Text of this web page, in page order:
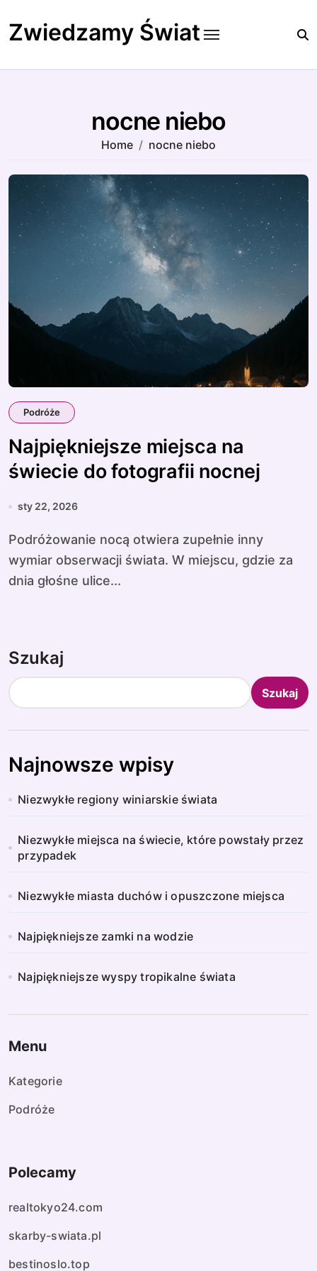
to
content
Zwiedzamy Świat
nocne niebo
Home nocne niebo
Podróże
Najpiękniejsze miejsca na
świecie do fotografii nocnej
sty 22, 2026
Podróżowanie nocą otwiera zupełnie inny
wymiar obserwacji świata. W miejscu, gdzie za
dnia głośne ulice...
Szukaj
Szukaj
Najnowsze wpisy
Niezwykłe regiony winiarskie świata
Niezwykłe miejsca na świecie, które powstały przez
przypadek
Niezwykłe miasta duchów i opuszczone miejsca
Najpiękniejsze zamki na wodzie
Najpiękniejsze wyspy tropikalne świata
Menu
Kategorie
Podróże
Polecamy
realtokyo24.com
skarby-swiata.pl
bestinoslo.top